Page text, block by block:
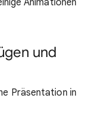
Animationen
und
Präsentation in